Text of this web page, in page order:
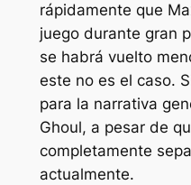
rápidamente que
juego durante gran
se habrá vuelto
este no es el caso.
para la narrativa
Ghoul, a pesar de
completamente
actualmente.